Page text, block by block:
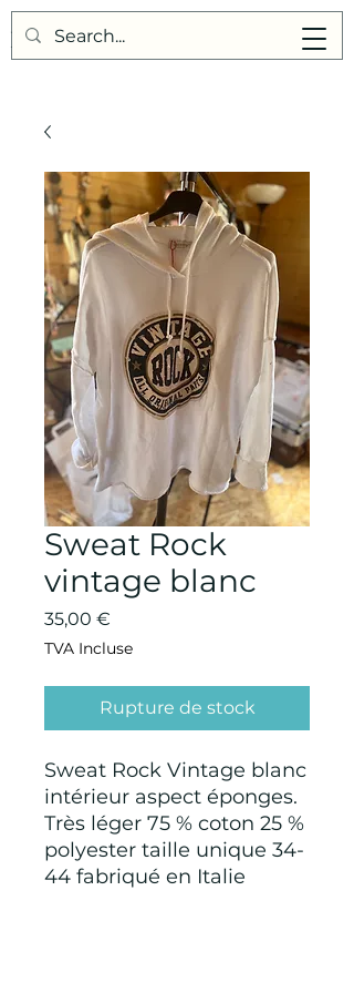
Points de Suture
Sweat Rock
vintage blanc
35,00 €
TVA Incluse
Rupture de stock
Sweat Rock Vintage blanc
intérieur aspect éponges.
Très léger 75 % coton 25 %
polyester taille unique 34-
44 fabriqué en Italie